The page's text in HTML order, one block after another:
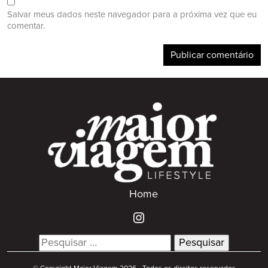
Salvar meus dados neste navegador para a próxima vez que eu
comentar.
Home
Search
for: